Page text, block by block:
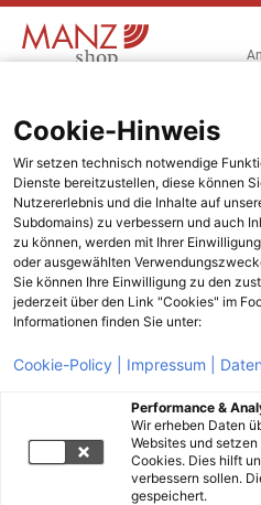
Cookie-Hinweis
Wir setzen technisch notwendige
Dienste bereitzustellen, diese können
Nutzererlebnis und die Inhalte auf
Subdomains) zu verbessern und auch
zu können, werden mit Ihrer
oder ausgewählten
Sie können Ihre Einwilligung zu den
jederzeit über den Link "Cookies" im
Informationen finden Sie unter:
Cookie-Policy | Impressum |
Performance &
Wir erheben Daten
Websites und
Cookies. Dies hilft
verbessern sollen.
gespeichert.